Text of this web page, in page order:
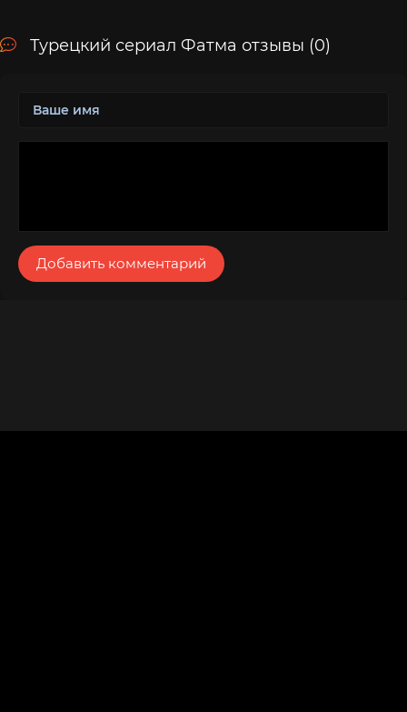
Турецкий сериал Фатма отзывы (0)
Добавить комментарий